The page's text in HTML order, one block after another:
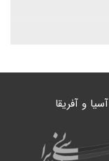
آسیا و آفریقا